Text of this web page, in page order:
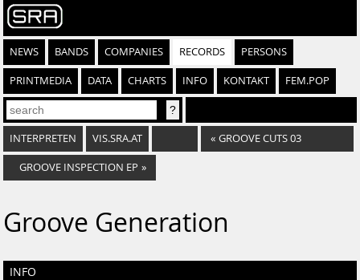
NEWS BANDS COMPANIES RECORDS PERSONS
PRINTMEDIA DATA CHARTS INFO KONTAKT FEM.POP
INTERPRETEN VIS.SRA.AT « GROOVE CUTS 03
GROOVE INSPECTION EP »
Groove Generation
INFO